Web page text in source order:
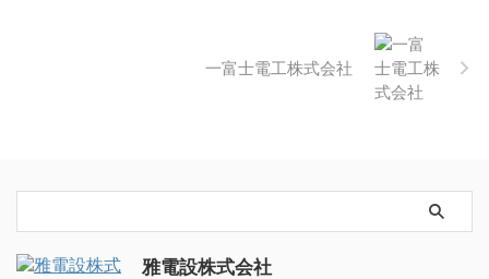
一富士電工株式会社
雅電設株式会社